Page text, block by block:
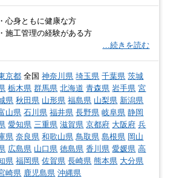
・心身ともに健康な方
・施工管理の経験がある方
…続きを読む
京都 全国神奈川県 埼玉県 千葉県 茨城
栃木県 群馬県 北海道 青森県 岩手県 宮
県 秋田県 山形県 福島県 山梨県 新潟県
山県 石川県 福井県 長野県 岐阜県 静岡
愛知県 三重県 滋賀県 京都府 大阪府 兵
県 奈良県 和歌山県 鳥取県 島根県 岡山
広島県 山口県 徳島県 香川県 愛媛県 高
県 福岡県 佐賀県 長崎県 熊本県 大分県
崎県 鹿児島県 沖縄県